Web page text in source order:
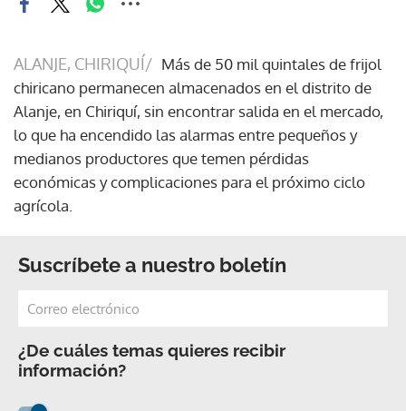
ALANJE, CHIRIQUÍ/ Más de 50 mil quintales de frijol
chiricano permanecen almacenados en el distrito de
Alanje, en Chiriquí, sin encontrar salida en el mercado,
lo que ha encendido las alarmas entre pequeños y
medianos productores que temen pérdidas
económicas y complicaciones para el próximo ciclo
agrícola.
Suscríbete a nuestro boletín
¿De cuáles temas quieres recibir
información?